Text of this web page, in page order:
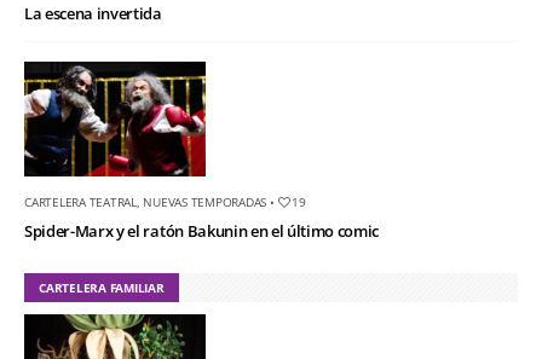
La escena invertida
CARTELERA TEATRAL NUEVAS TEMPORADAS • 19
Spider-Marx y el ratón Bakunin en el último comic
CARTELERA FAMILIAR